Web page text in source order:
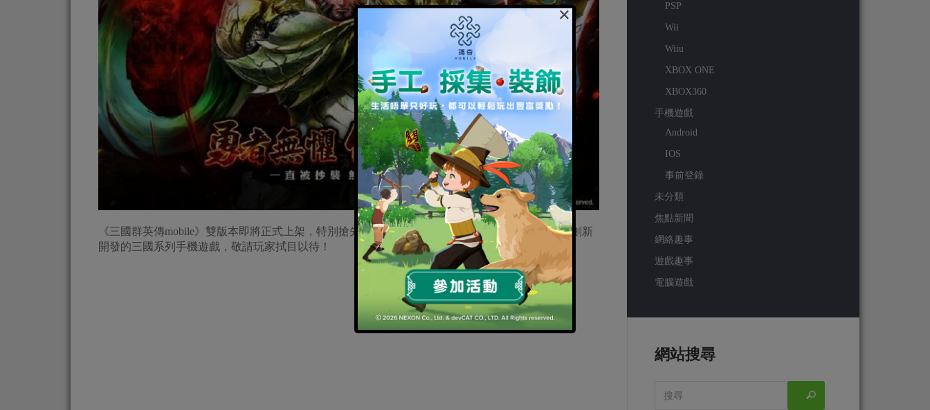
《三國群英傳mobile》雙版本即將正式上架，特別搶先公開遊戲介紹及預熱活動，結合正宗經典與創新
開發的三國系列手機遊戲，敬請玩家拭目以待！
PSP
Wii
Wiiu
XBOX ONE
XBOX360
手機遊戲
Android
IOS
事前登錄
未分類
焦點新聞
網絡趣事
遊戲趣事
電腦遊戲
網站搜尋
×